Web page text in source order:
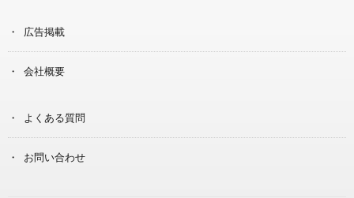
広告掲載
会社概要
よくある質問
お問い合わせ